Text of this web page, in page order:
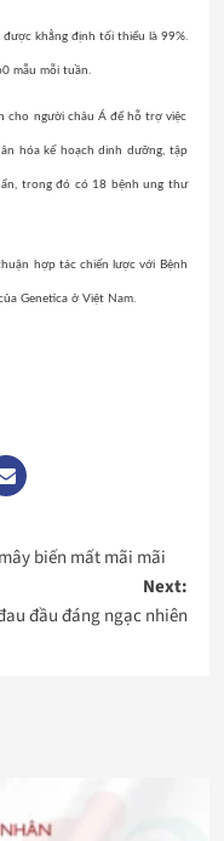
khẳng định tối thiểu là 99%.
mẫu mỗi tuần.
cho người châu Á để hỗ trợ việc
hóa kế hoạch dinh dưỡng, tập
ẩn, trong đó có 18 bệnh ung thư
hợp tác chiến lược với Bệnh
Genetica ở Việt Nam.
biến mất mãi mãi
Next:
đầu đáng ngạc nhiên